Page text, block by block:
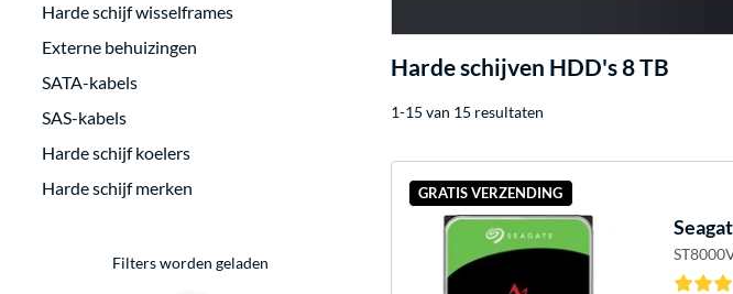
Harde schijf wisselframes
Externe behuizingen
SATA-kabels
SAS-kabels
Harde schijf koelers
Harde schijf merken
Filters worden geladen
Harde schijven HDD's 8 TB
1-15 van 15 resultaten
GRATIS VERZENDING